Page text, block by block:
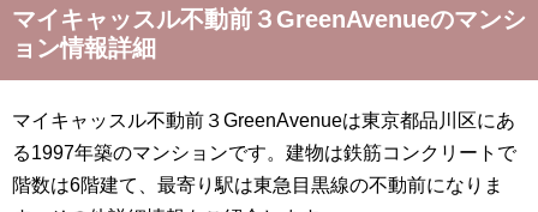
マイキャッスル不動前３GreenAvenueのマンシ
ョン情報詳細
マイキャッスル不動前３GreenAvenueは東京都品川区にあ
る1997年築のマンションです。建物は鉄筋コンクリートで
階数は6階建て、最寄り駅は東急目黒線の不動前になりま